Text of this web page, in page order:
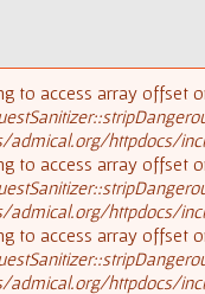
to access array offset
httpdocs/
to access array offset
httpdocs/
to access array offset
httpdocs/